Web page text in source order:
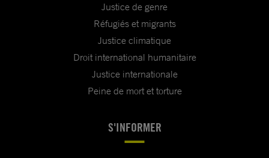
Justice de genre
Réfugiés et migrants
Justice climatique
Droit international humanitaire
Justice internationale
Peine de mort et torture
S'INFORMER